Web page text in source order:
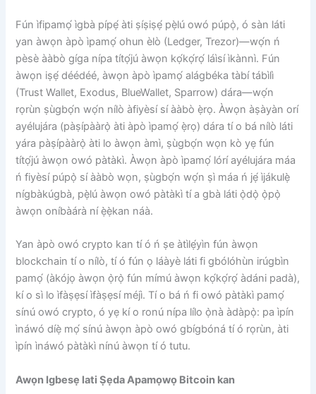
Fún ìfipamọ́ ìgbà pípẹ́ àti ṣíṣiṣẹ́ pẹ̀lú owó púpọ̀, ó sàn láti
yan àwọn àpò ìpamọ́ ohun èlò (Ledger, Trezor)—wọ́n ń
pèsè ààbò gíga nípa títọ́jú àwọn kọ́kọ́rọ́ láìsí ìkànnì. Fún
àwọn iṣẹ́ déédéé, àwọn àpò ìpamọ́ alágbéka tàbí tábìlì
(Trust Wallet, Exodus, BlueWallet, Sparrow) dára—wọ́n
rọrùn ṣùgbọ́n wọ́n nílò àfiyèsí sí ààbò ẹ̀rọ. Àwọn àṣàyàn orí
ayélujára (pàṣípààrọ̀ àti àpò ìpamọ́ ẹ̀rọ) dára tí o bá nílò láti
yára pàṣípààrọ̀ àti lo àwọn àmì, ṣùgbọ́n wọn kò yẹ fún
títọ́jú àwọn owó pàtàkì. Àwọn àpò ìpamọ́ lórí ayélujára máa
ń fiyèsí púpọ̀ sí ààbò wọn, ṣùgbọ́n wọ́n ṣì máa ń jẹ́ ìjákulẹ̀
nígbàkúgbà, pẹ̀lú àwọn owó pàtàkì tí a gbà láti ọ̀dọ̀ ọ̀pọ̀
àwọn oníbàárà ní ẹ̀ẹ̀kan náà.
Yan àpò owó crypto kan tí ó ń ṣe àtìlẹ́yìn fún àwọn
blockchain tí o nílò, tí ó fún ọ láàyè láti fi gbólóhùn irúgbìn
pamọ́ (àkójọ àwọn ọ̀rọ̀ fún mímú àwọn kọ́kọ́rọ́ àdáni padà),
kí o sì lo ìfàṣẹsí ìfàṣẹsí méjì. Tí o bá ń fi owó pàtàkì pamọ́
sínú owó crypto, ó yẹ kí o ronú nípa lílo ọ̀nà àdàpọ̀: pa ìpín
ìnáwó díẹ̀ mọ́ sínú àwọn àpò owó gbígbóná tí ó rọrùn, àti
ìpín ìnáwó pàtàkì nínú àwọn tí ó tutu.
Awọn Igbesẹ lati Ṣẹda Apamọwọ Bitcoin kan